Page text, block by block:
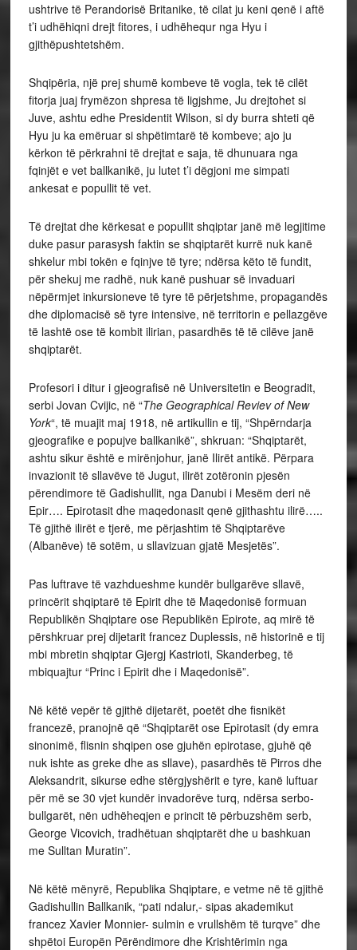
ushtrive të Perandorisë Britanike, të cilat ju keni qenë i aftë
t’i udhëhiqni drejt fitores, i udhëhequr nga Hyu i
gjithëpushtetshëm.
Shqipëria, një prej shumë kombeve të vogla, tek të cilët
fitorja juaj frymëzon shpresa të ligjshme, Ju drejtohet si
Juve, ashtu edhe Presidentit Wilson, si dy burra shteti që
Hyu ju ka emëruar si shpëtimtarë të kombeve; ajo ju
kërkon të përkrahni të drejtat e saja, të dhunuara nga
fqinjët e vet ballkanikë, ju lutet t’i dëgjoni me simpati
ankesat e popullit të vet.
Të drejtat dhe kërkesat e popullit shqiptar janë më legjitime
duke pasur parasysh faktin se shqiptarët kurrë nuk kanë
shkelur mbi tokën e fqinjve të tyre; ndërsa këto të fundit,
për shekuj me radhë, nuk kanë pushuar së invaduari
nëpërmjet inkursioneve të tyre të përjetshme, propagandës
dhe diplomacisë së tyre intensive, në territorin e pellazgëve
të lashtë ose të kombit ilirian, pasardhës të të cilëve janë
shqiptarët.
Profesori i ditur i gjeografisë në Universitetin e Beogradit,
serbi Jovan Cvijic, në “The Geographical Reviev of New
York“, të muajit maj 1918, në artikullin e tij, “Shpërndarja
gjeografike e popujve ballkanikë”, shkruan: “Shqiptarët,
ashtu sikur është e mirënjohur, janë Ilirët antikë. Përpara
invazionit të sllavëve të Jugut, ilirët zotëronin pjesën
përendimore të Gadishullit, nga Danubi i Mesëm deri në
Epir…. Epirotasit dhe maqedonasit qenë gjithashtu ilirë…..
Të gjithë ilirët e tjerë, me përjashtim të Shqiptarëve
(Albanëve) të sotëm, u sllavizuan gjatë Mesjetës”.
Pas luftrave të vazhdueshme kundër bullgarëve sllavë,
princërit shqiptarë të Epirit dhe të Maqedonisë formuan
Republikën Shqiptare ose Republikën Epirote, aq mirë të
përshkruar prej dijetarit francez Duplessis, në historinë e tij
mbi mbretin shqiptar Gjergj Kastrioti, Skanderbeg, të
mbiquajtur “Princ i Epirit dhe i Maqedonisë”.
Në këtë vepër të gjithë dijetarët, poetët dhe fisnikët
francezë, pranojnë që “Shqiptarët ose Epirotasit (dy emra
sinonimë, flisnin shqipen ose gjuhën epirotase, gjuhë që
nuk ishte as greke dhe as sllave), pasardhës të Pirros dhe
Aleksandrit, sikurse edhe stërgjyshërit e tyre, kanë luftuar
për më se 30 vjet kundër invadorëve turq, ndërsa serbo-
bullgarët, nën udhëheqjen e princit të përbuzshëm serb,
George Vicovich, tradhëtuan shqiptarët dhe u bashkuan
me Sulltan Muratin”.
Në këtë mënyrë, Republika Shqiptare, e vetme në të gjithë
Gadishullin Ballkanik, “pati ndalur,- sipas akademikut
francez Xavier Monnier- sulmin e vrullshëm të turqve” dhe
shpëtoi Europën Përëndimore dhe Krishtërimin nga